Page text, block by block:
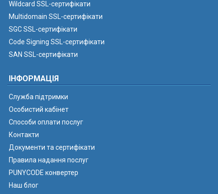
Wildcard SSL-сертифікати
Multidomain SSL-сертифікати
SGC SSL-сертифікати
Code Signing SSL-сертифікати
SAN SSL-сертифікати
ІНФОРМАЦІЯ
Служба підтримки
Особистий кабінет
Способи оплати послуг
Контакти
Документи та сертифікати
Правила надання послуг
PUNYCODE конвертер
Наш блог